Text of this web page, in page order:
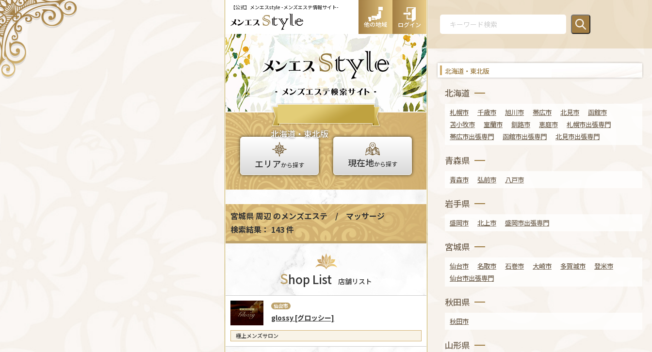
【公式】メンエスstyle -メンズエステ情報サイト-
他の地域 ログイン
北海道・東北版
北海道
札幌市 千歳市 旭川市 帯広市 北見市
函館市
苫小牧市
室蘭市 釧路市 恵庭市
札幌市出張専門
帯広市出張専門
函館市出張専門 北見市出張専門
青森県
青森市 弘前市 八戸市
岩手県
盛岡市 北上市 盛岡市出張専門
宮城県
仙台市 名取市 石巻市 大崎市 多賀城市
登米市
仙台市出張専門
秋田県
秋田市
山形県
北海道・東北版
エリアから探す 現在地から探す
宮城県 周辺のメンズエステ / マッサージ
検索結果： 143 件
Shop List 店舗リスト
仙台市
glossy [グロッシー]
極上メンズサロン